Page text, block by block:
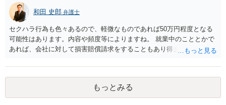
を示す証拠があるかまずは確認する必要があるかと存じます。 ④パワ
ハラ・セクハラに関しては、具体的な言動の内容によって判断が分か
れますので、録音データやLINEでのやり取り等を確認する必要がある
かと存じます。 ⑤退職勧奨については退職する意思がないのであれば
きっぱりと断ればよく、解雇については不当な解雇である場合には解
雇無効を争うなどの対応が考えられます。 回答としては以上になりま
すが、まずは、資料一式をご持参いただき最寄りの法律事務所にご相
談するか、労働基準監督署に相談する等の対応をしていただくことが
和田 史郎 弁護士
セクハラ行為も色々あるので、軽微なものであれば50万円程度となる
可能性はあります。内容や頻度等によりますね。 就業中のこととかで
あれば、会社に対して損害賠償請求をすることもあり得ます。
もっとみる